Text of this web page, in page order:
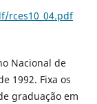
rces10_04.pdf
Nacional de
1992. Fixa os
graduação em